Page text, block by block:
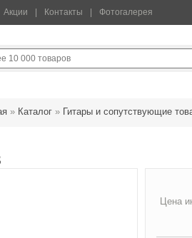
Акции Контакты Фотогалерея
» Каталог » Гитары и сопутствующие
Цена